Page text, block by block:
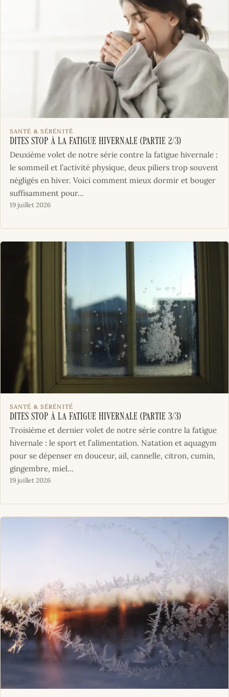
SANTÉ & SÉRÉNITÉ
Dites stop à la fatigue hivernale (Partie 2/3)
Deuxième volet de notre série contre la fatigue hivernale :
le sommeil et l’activité physique, deux piliers trop souvent
négligés en hiver. Voici comment mieux dormir et bouger
suffisamment pour…
19 juillet 2026
SANTÉ & SÉRÉNITÉ
Dites Stop à la Fatigue Hivernale (Partie 3/3)
Troisième et dernier volet de notre série contre la fatigue
hivernale : le sport et l’alimentation. Natation et aquagym
pour se dépenser en douceur, ail, cannelle, citron, cumin,
gingembre, miel…
19 juillet 2026